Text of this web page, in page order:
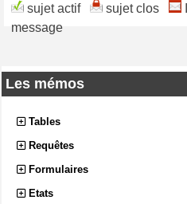
Les mémos
Tables
Requêtes
Formulaires
Etats
sujet actif sujet clos
message